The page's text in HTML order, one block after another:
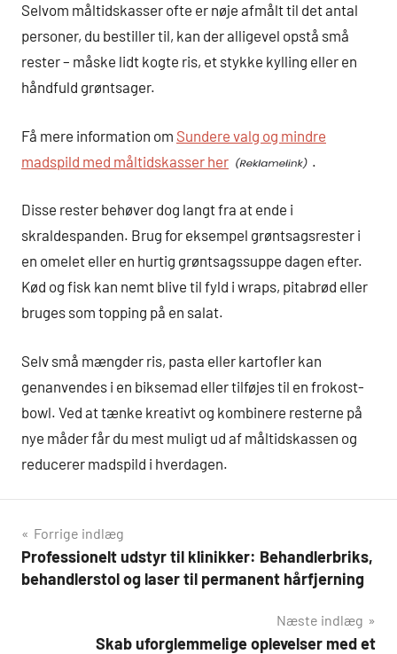
Selvom måltidskasser ofte er nøje afmålt til det antal
personer, du bestiller til, kan der alligevel opstå små
rester – måske lidt kogte ris, et stykke kylling eller en
håndfuld grøntsager.
Få mere information om Sundere valg og mindre
madspild med måltidskasser her
.
Disse rester behøver dog langt fra at ende i
skraldespanden. Brug for eksempel grøntsagsrester i
en omelet eller en hurtig grøntsagssuppe dagen efter.
Kød og fisk kan nemt blive til fyld i wraps, pitabrød eller
bruges som topping på en salat.
Selv små mængder ris, pasta eller kartofler kan
genanvendes i en biksemad eller tilføjes til en frokost-
bowl. Ved at tænke kreativt og kombinere resterne på
nye måder får du mest muligt ud af måltidskassen og
reducerer madspild i hverdagen.
Indlægsnavigation
Forrige indlæg
Professionelt udstyr til klinikker: Behandlerbriks,
behandlerstol og laser til permanent hårfjerning
Næste indlæg
Skab uforglemmelige oplevelser med et